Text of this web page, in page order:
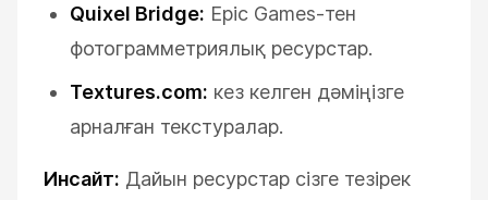
Quixel Bridge: Epic Games-тен
фотограмметриялық ресурстар.
Textures.com: кез келген дәміңізге
арналған текстуралар.
Инсайт: Дайын ресурстар сізге тезірек